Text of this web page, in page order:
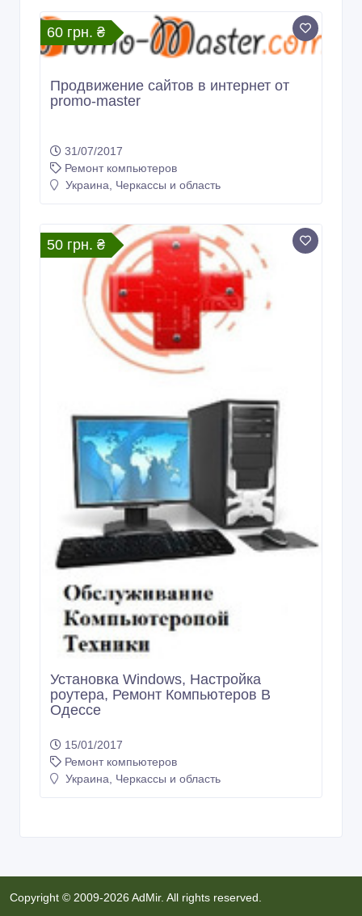
60 грн. ₴
Продвижение сайтов в интернет от
promo-master
31/07/2017
Ремонт компьютеров
Украина, Черкассы и область
50 грн. ₴
Установка Windows, Настройка
роутера, Ремонт Компьютеров В
Одессе
15/01/2017
Ремонт компьютеров
Украина, Черкассы и область
Copyright © 2009-2026 AdMir. All rights reserved.